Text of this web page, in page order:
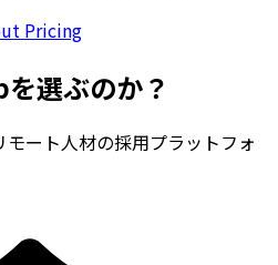
Pricing
選ぶのか？
ート人材の採用プラットフォ